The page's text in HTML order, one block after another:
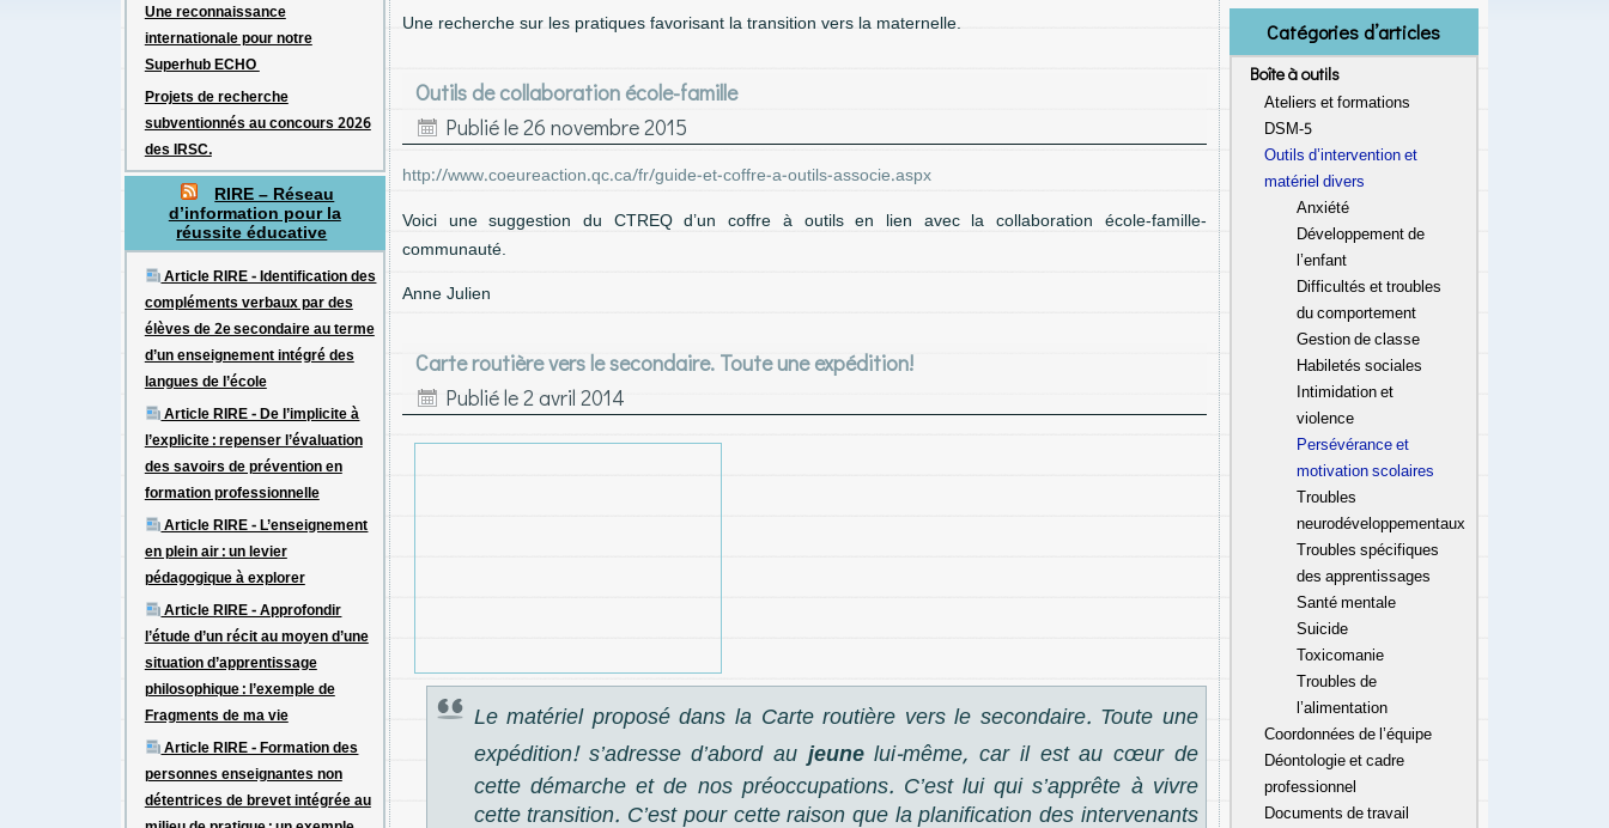
Une reconnaissance
internationale pour notre
Superhub ECHO
Projets de recherche
subventionnés au concours 2026
des IRSC.
RIRE – Réseau
d’information pour la
réussite éducative
Article RIRE - Identification des
compléments verbaux par des
élèves de 2e secondaire au terme
d’un enseignement intégré des
langues de l’école
Article RIRE - De l’implicite à
l’explicite : repenser l’évaluation
des savoirs de prévention en
formation professionnelle
Article RIRE - L’enseignement
en plein air : un levier
pédagogique à explorer
Article RIRE - Approfondir
l’étude d’un récit au moyen d’une
situation d’apprentissage
philosophique : l’exemple de
Fragments de ma vie
Article RIRE - Formation des
personnes enseignantes non
détentrices de brevet intégrée au
Une recherche sur les pratiques favorisant la transition vers la maternelle.
Outils de collaboration école-famille
Publié le26 novembre 2015
http://www.coeureaction.qc.ca/fr/guide-et-coffre-a-outils-associe.aspx
Voici une suggestion du CTREQ d’un coffre à outils en lien avec la collaboration école-famille-
communauté.
Anne Julien
Carte routière vers le secondaire. Toute une expédition!
Publié le2 avril 2014
Le matériel proposé dans la Carte routière vers le secondaire. Toute une
expédition! s’adresse d’abord aujeunelui-même, car il est au cœur de
cette démarche et de nos préoccupations. C’est lui qui s’apprête à vivre
cette transition. C’est pour cette raison que la planification des intervenants
Catégories d’articles
Boîte à outils
Ateliers et formations
DSM-5
Outils d’intervention et
matériel divers
Anxiété
Développement de
l’enfant
Difficultés et troubles
du comportement
Gestion de classe
Habiletés sociales
Intimidation et
violence
Persévérance et
motivation scolaires
Troubles
neurodéveloppementaux
Troubles spécifiques
des apprentissages
Santé mentale
Suicide
Toxicomanie
Troubles de
l’alimentation
Coordonnées de l’équipe
Déontologie et cadre
professionnel
Documents de travail